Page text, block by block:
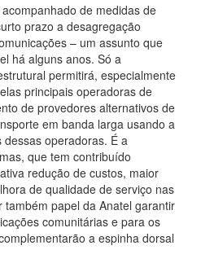
de medidas de
prazo a desagregação
– um assunto que
há alguns anos. Só a
permitirá, especialmente
principais operadoras de
de provedores alternativos de
em banda larga usando a
operadoras. É a
que tem contribuído
redução de custos, maior
de qualidade de serviço nas
papel da Anatel garantir
comunitárias e para os
a espinha dorsal